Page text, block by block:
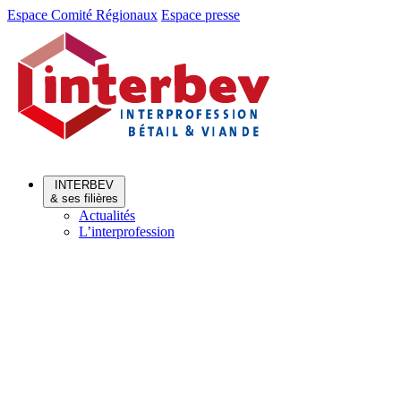
Aller
Aller
contenu
Espace Comité Régionaux Espace presse
INTERBEV
& ses filières
Actualités
L’interprofession